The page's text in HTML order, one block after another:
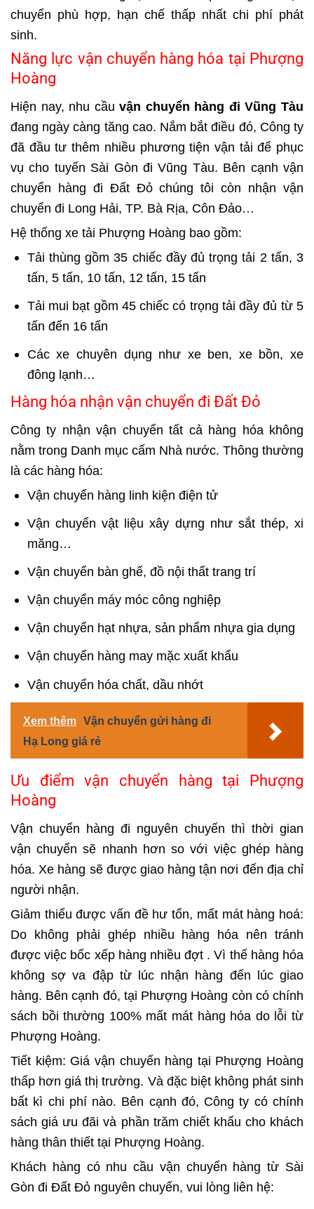
chuyển phù hợp, hạn chế thấp nhất chi phí phát
sinh.
Năng lực vận chuyển hàng hóa tại Phượng
Hoàng
Hiện nay, nhu cầuvận chuyển hàng đi Vũng Tàu
đang ngày càng tăng cao. Nắm bắt điều đó, Công ty
đã đầu tư thêm nhiều phương tiện vận tải để phục
vụ cho tuyến Sài Gòn đi Vũng Tàu. Bên cạnh vận
chuyển hàng đi Đất Đỏ chúng tôi còn nhận vận
chuyển đi Long Hải, TP. Bà Rịa, Côn Đảo…
Hệ thống xe tải Phượng Hoàng bao gồm:
Tải thùng gồm 35 chiếc đầy đủ trọng tải 2 tấn, 3
tấn, 5 tấn, 10 tấn, 12 tấn, 15 tấn
Tải mui bạt gồm 45 chiếc có trọng tải đầy đủ từ 5
tấn đến 16 tấn
Các xe chuyên dụng như xe ben, xe bồn, xe
đông lạnh…
Hàng hóa nhận vận chuyển đi Đất Đỏ
Công ty nhận vận chuyển tất cả hàng hóa không
nằm trong Danh mục cấm Nhà nước. Thông thường
là các hàng hóa:
Vận chuyển hàng linh kiện điện tử
Vận chuyển vật liệu xây dựng như sắt thép, xi
măng…
Vận chuyển bàn ghế, đồ nội thất trang trí
Vận chuyển máy móc công nghiệp
Vận chuyển hạt nhựa, sản phẩm nhựa gia dụng
Vận chuyển hàng may mặc xuất khẩu
Vận chuyển hóa chất, dầu nhớt
Xem thêm Vận chuyển gửi hàng đi
Hạ Long giá rẻ
Ưu điểm vận chuyển hàng tại Phượng
Hoàng
Vận chuyển hàng đi nguyên chuyến thì thời gian
vận chuyển sẽ nhanh hơn so với việc ghép hàng
hóa. Xe hàng sẽ được giao hàng tận nơi đến địa chỉ
người nhận.
Giảm thiểu được vấn đề hư tổn, mất mát hàng hoá:
Do không phải ghép nhiều hàng hóa nên tránh
được việc bốc xếp hàng nhiều đợt . Vì thế hàng hóa
không sợ va đập từ lúc nhận hàng đến lúc giao
hàng. Bên cạnh đó, tại Phượng Hoàng còn có chính
sách bồi thường 100% mất mát hàng hóa do lỗi từ
Phượng Hoàng.
Tiết kiệm: Giá vận chuyển hàng tại Phượng Hoàng
thấp hơn giá thị trường. Và đặc biệt không phát sinh
bất kì chi phí nào. Bên cạnh đó, Công ty có chính
sách giá ưu đãi và phần trăm chiết khấu cho khách
hàng thân thiết tại Phượng Hoàng.
Khách hàng có nhu cầu vận chuyển hàng từ Sài
Gòn đi Đất Đỏ nguyên chuyến, vui lòng liên hệ: